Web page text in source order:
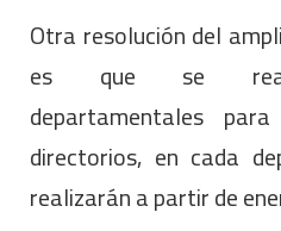
Otra resolución del
es que se
departamentales
directorios, en cada
realizarán a partir de